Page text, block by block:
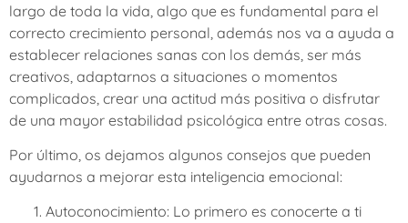
largo de toda la vida, algo que es fundamental para el
correcto crecimiento personal, además nos va a ayuda a
establecer relaciones sanas con los demás, ser más
creativos, adaptarnos a situaciones o momentos
complicados, crear una actitud más positiva o disfrutar
de una mayor estabilidad psicológica entre otras cosas.
Por último, os dejamos algunos consejos que pueden
ayudarnos a mejorar esta inteligencia emocional:
Autoconocimiento: Lo primero es conocerte a ti